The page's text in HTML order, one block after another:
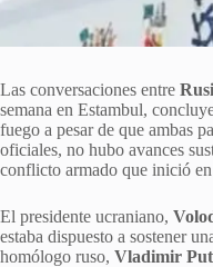
Las conversaciones entre
semana en Estambul,
fuego a pesar de que ambas
oficiales, no hubo avances
conflicto armado que inició
El presidente ucraniano,
estaba dispuesto a sostener
homólogo ruso, Vladimir